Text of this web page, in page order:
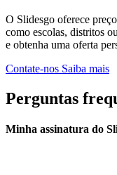
O Slidesgo oferece
como escolas, distritos
e obtenha uma oferta
Contate-nos Saiba mais
Perguntas
Minha assinatura do